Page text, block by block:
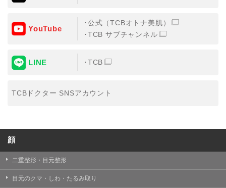
YouTube
公式（TCBオトナ美肌）
TCB サブチャンネル
LINE TCB
TCBドクター SNSアカウント
顔
二重整形・目元整形
目元のクマ・しわ・たるみ取り